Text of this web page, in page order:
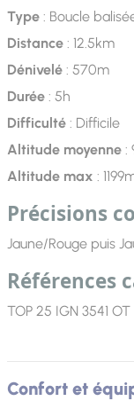
Type: Boucle
Distance: 12.5km
Dénivelé: 570m
Durée: 5h
Difficulté: Difficile
Altitude moyenne:
Altitude max :
Précisions
Jaune/Rouge puis
Références
TOP 25 IGN 3541 OT
Confort et